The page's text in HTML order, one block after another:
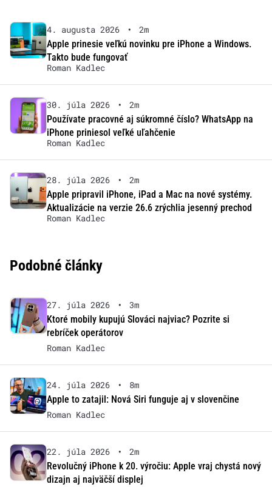
4. augusta 2026 •
2m
Apple prinesie veľkú novinku pre iPhone a Windows.
Takto bude fungovať
Roman Kadlec
30. júla 2026 •
2m
Používate pracovné aj súkromné číslo? WhatsApp na
iPhone priniesol veľké uľahčenie
Roman Kadlec
28. júla 2026 •
2m
Apple pripravil iPhone, iPad a Mac na nové systémy.
Aktualizácie na verzie 26.6 zrýchlia jesenný prechod
Roman Kadlec
Podobné články
27. júla 2026 •
3m
Ktoré mobily kupujú Slováci najviac? Pozrite si
rebríček operátorov
Roman Kadlec
24. júla 2026 •
8m
Apple to zatajil: Nová Siri funguje aj v slovenčine
Roman Kadlec
22. júla 2026 •
2m
Revolučný iPhone k 20. výročiu: Apple vraj chystá nový
dizajn aj najväčší displej